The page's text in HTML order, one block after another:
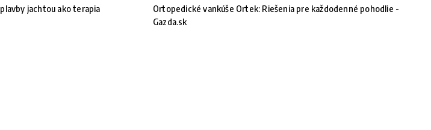
jachtou ako terapia
Ortopedické vankúše Ortek: Riešenia pre každodenné pohodlie -
Gazda.sk